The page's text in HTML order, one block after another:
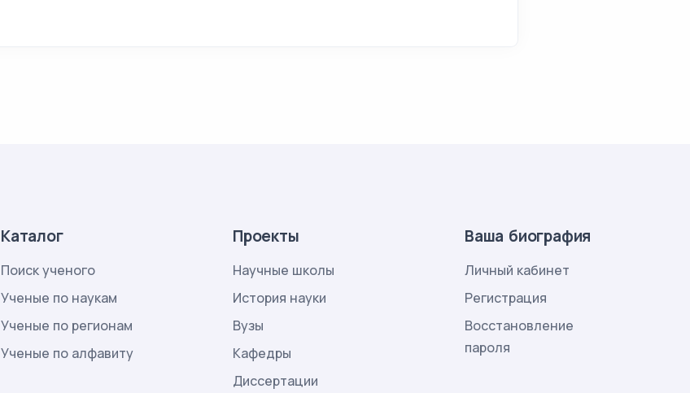
Каталог
Поиск ученого
Ученые по наукам
Ученые по регионам
Ученые по алфавиту
Проекты
Научные школы
История науки
Вузы
Кафедры
Диссертации
Ваша биография
Личный кабинет
Регистрация
Восстановление
пароля